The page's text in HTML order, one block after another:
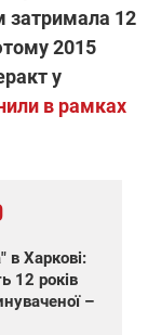
затримала 12
2015
у
в рамках
в Харкові:
12 років
–